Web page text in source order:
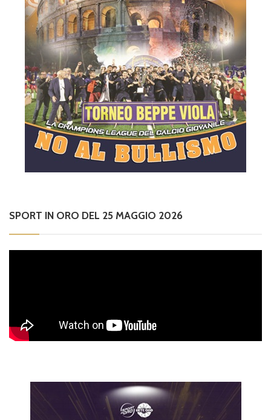
SPORT IN ORO DEL 25 MAGGIO 2026